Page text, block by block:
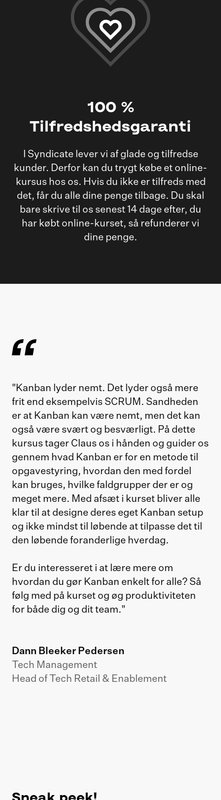
100 %
Tilfredshedsgaranti
I Syndicate lever vi af glade og tilfredse
kunder. Derfor kan du trygt købe et online-
kursus hos os. Hvis du ikke er tilfreds med
det, får du alle dine penge tilbage. Du skal
bare skrive til os senest 14 dage efter, du
har købt online-kurset, så refunderer vi
dine penge.
"Kanban lyder nemt. Det lyder også mere
frit end eksempelvis SCRUM. Sandheden
er at Kanban kan være nemt, men det kan
også være svært og besværligt. På dette
kursus tager Claus os i hånden og guider os
gennem hvad Kanban er for en metode til
opgavestyring, hvordan den med fordel
kan bruges, hvilke faldgrupper der er og
meget mere. Med afsæt i kurset bliver alle
klar til at designe deres eget Kanban setup
og ikke mindst til løbende at tilpasse det til
den løbende foranderlige hverdag.
Er du interesseret i at lære mere om
hvordan du gør Kanban enkelt for alle? Så
følg med på kurset og øg produktiviteten
for både dig og dit team."
Dann Bleeker Pedersen
Tech Management
Head of Tech Retail & Enablement
Sneak peek!